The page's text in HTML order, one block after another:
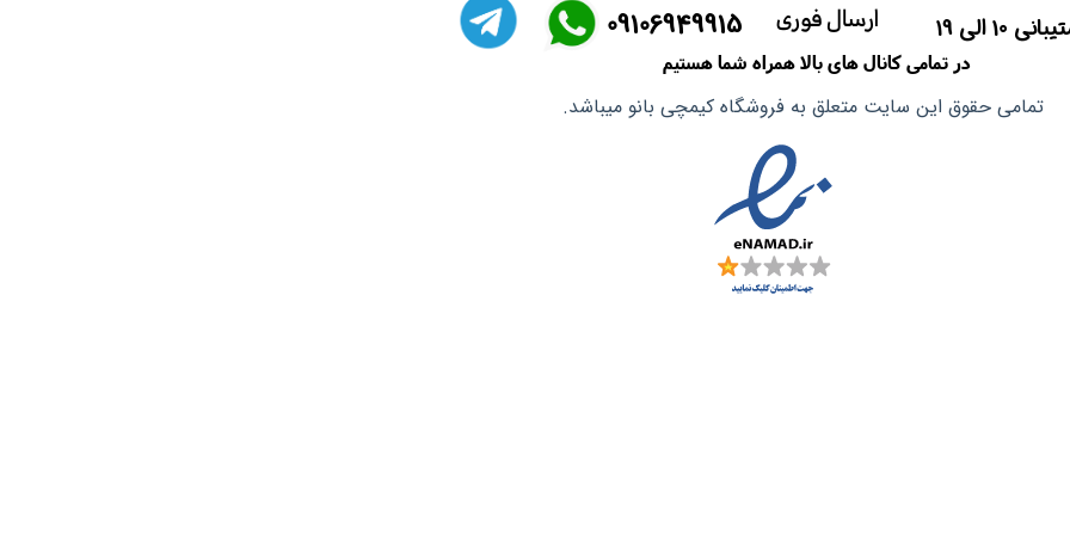
ماسک صورت
آشپزی آسیایی
تمامی حقوق این سایت متعلق به فروشگاه کیمچی بانو میباشد.
​09106949915 ارسال فوری 10 الی 19
در تمامی کانال های بالا همراه شما هستیم